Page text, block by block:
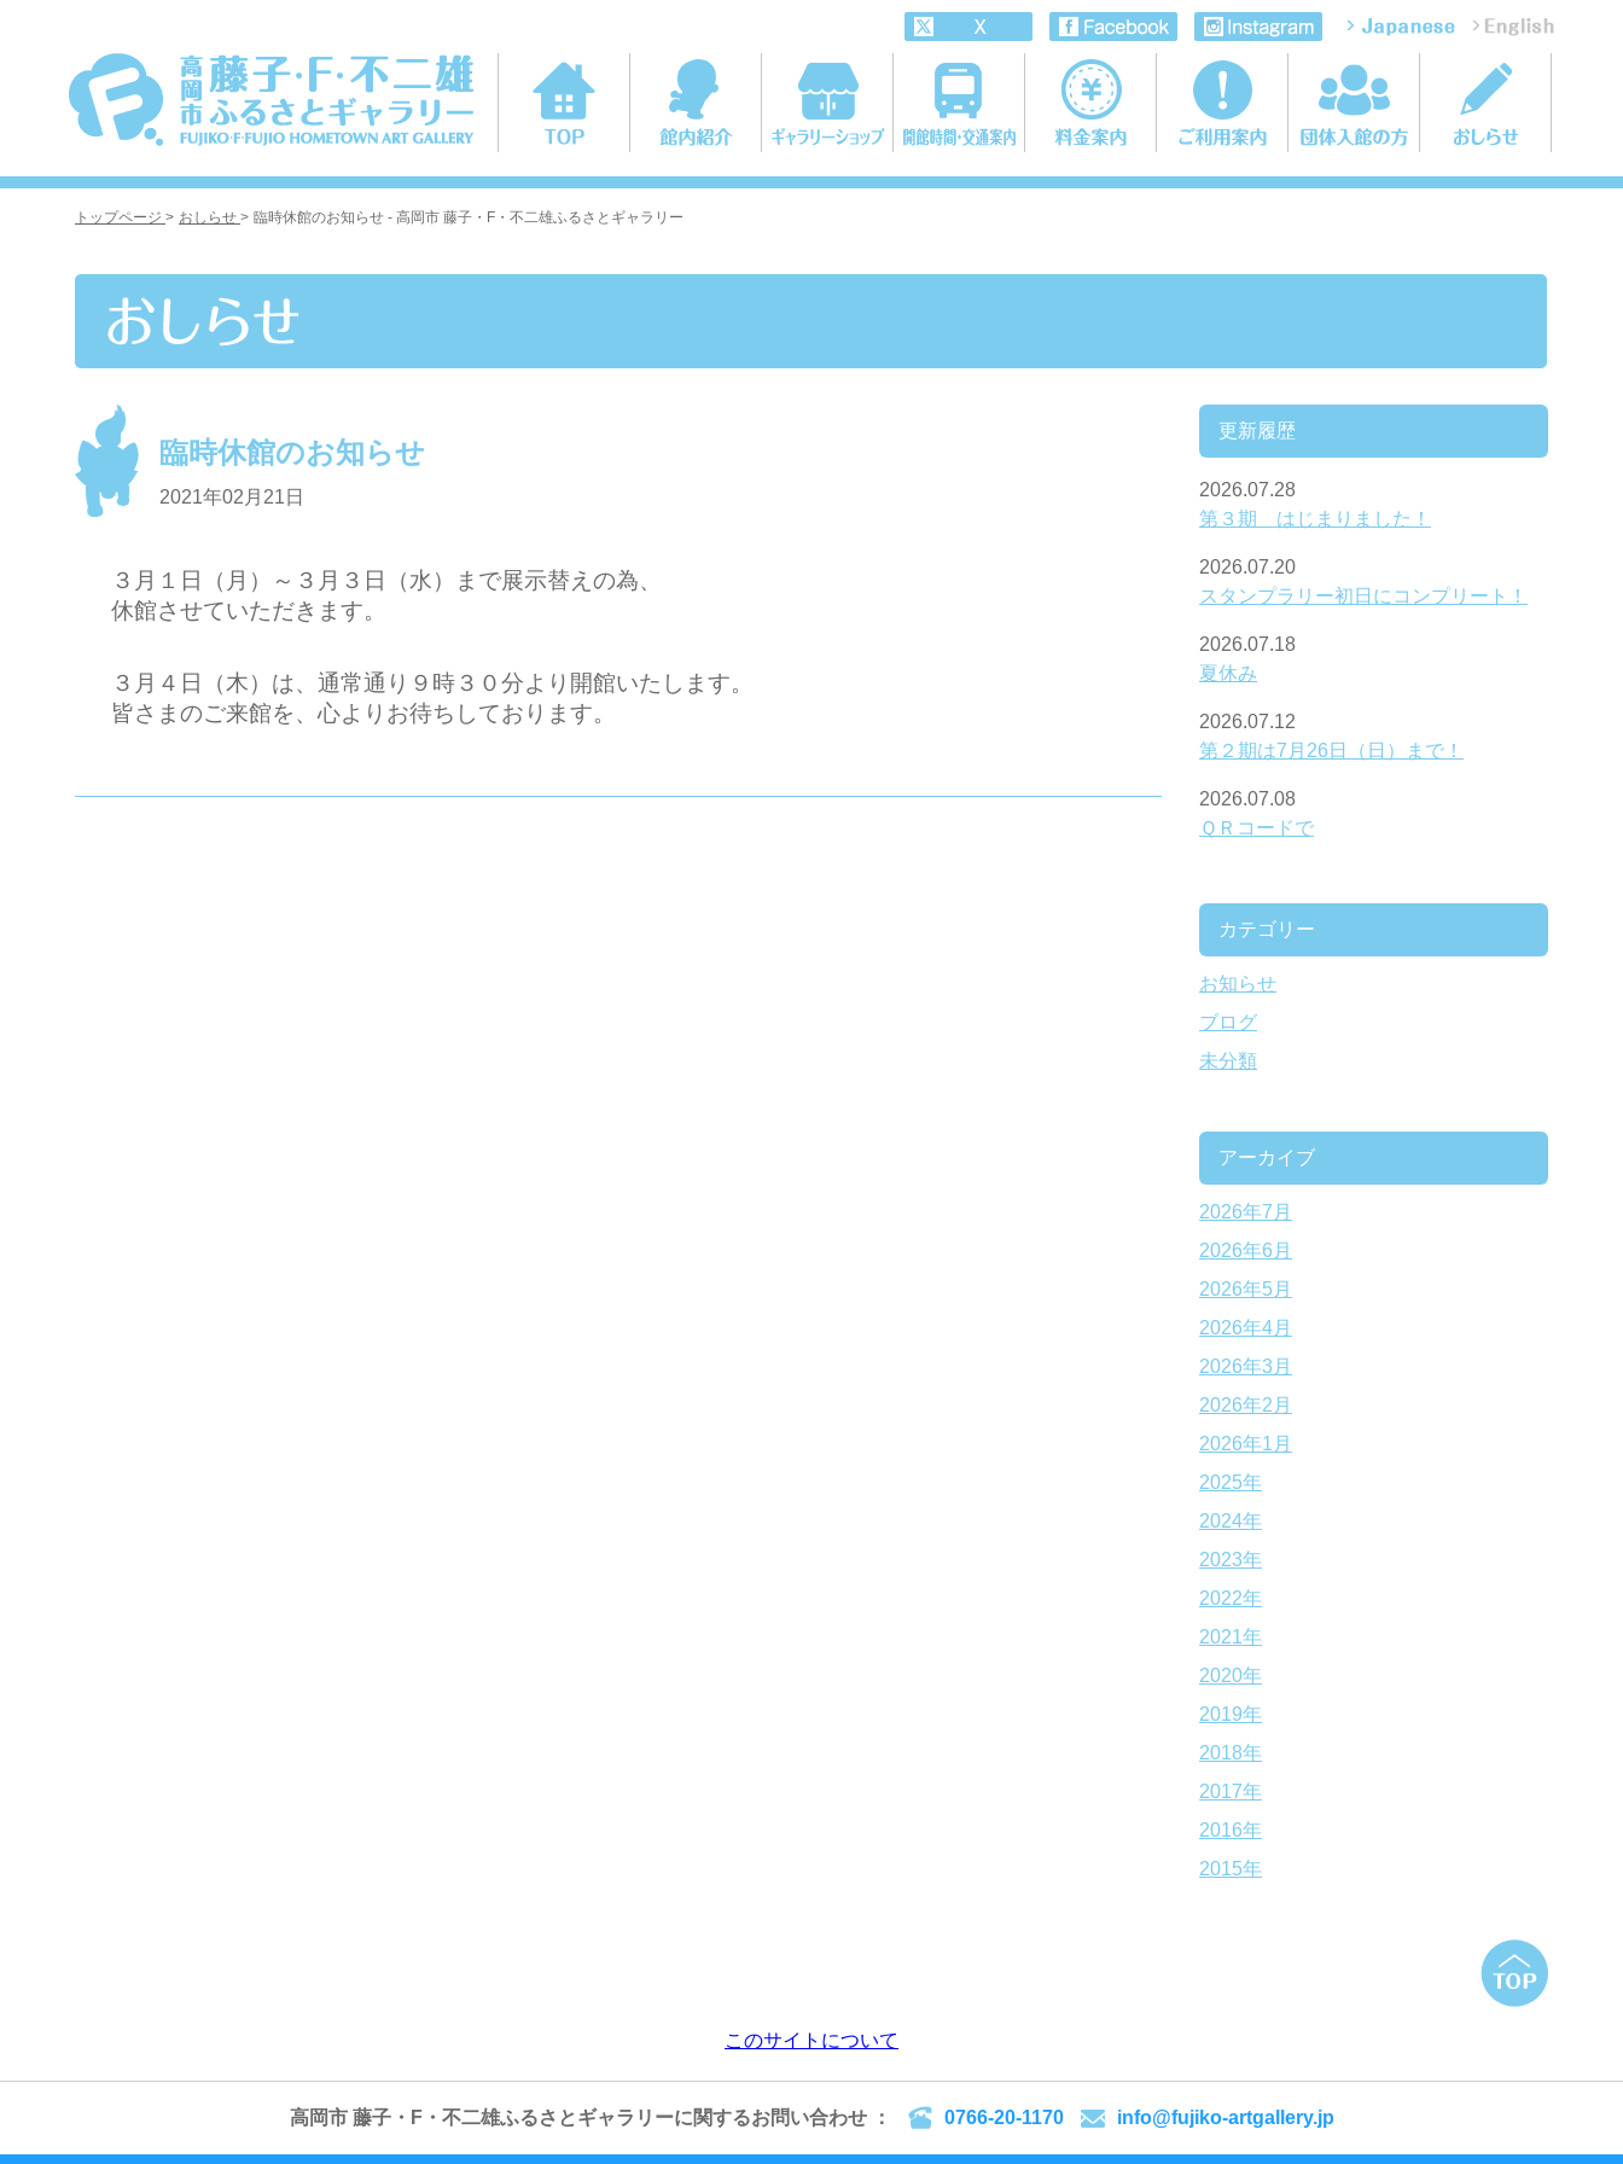
トップページ > おしらせ > 臨時休館のお知らせ - 高岡市 藤子・F・不二雄ふるさとギャラリー
臨時休館のお知らせ
2021年02月21日
３月１日（月）～３月３日（水）まで展示替えの為、
休館させていただきます。
３月４日（木）は、通常通り９時３０分より開館いたします。
皆さまのご来館を、心よりお待ちしております。
更新履歴
2026.07.28
第３期 はじまりました！
2026.07.20
スタンプラリー初日にコンプリート！
2026.07.18
夏休み
2026.07.12
第２期は7月26日（日）まで！
2026.07.08
ＱＲコードで
カテゴリー
お知らせ
ブログ
未分類
アーカイブ
2026年7月
2026年6月
2026年5月
2026年4月
2026年3月
2026年2月
2026年1月
2025年
2024年
2023年
2022年
2021年
2020年
2019年
2018年
2017年
2016年
2015年
このサイトについて
高岡市 藤子・F・不二雄ふるさとギャラリーに関するお問い合わせ ： 0766-20-1170 info@fujiko-artgallery.jp